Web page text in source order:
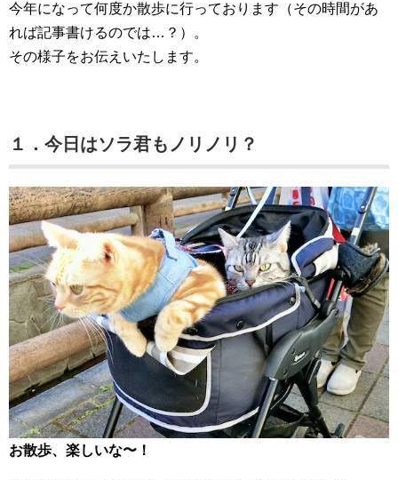
今年になって何度か散歩に行っております（その時間があ
れば記事書けるのでは…？）。
その様子をお伝えいたします。
１．今日はソラ君もノリノリ？
お散歩、楽しいな〜！